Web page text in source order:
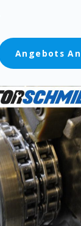
Angebots